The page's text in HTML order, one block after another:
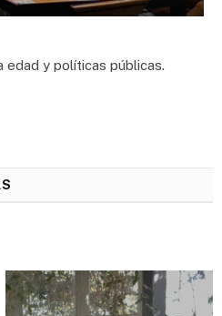
edad y políticas públicas.